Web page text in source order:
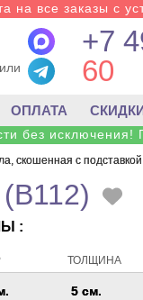
на все заказы с
+7
60
ОПЛАТА
без исключения!
скошенная с
:
ТОЛЩИНА
5 см.